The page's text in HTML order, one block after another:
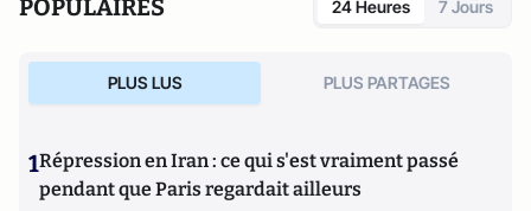
POPULAIRES 24 Heures 7 Jours
PLUS LUS PLUS PARTAGES
1Répression en Iran : ce qui s'est vraiment passé
pendant que Paris regardait ailleurs